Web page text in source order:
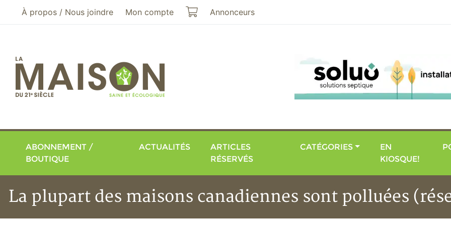
Aller au menu principal
Aller au contenu principal
À propos / Nous joindre Mon compte Mon panier
Annonceurs
ABONNEMENT /
BOUTIQUE
ACTUALITÉS
ARTICLES
RÉSERVÉS
CATÉGORIES
EN
KIOSQUE!
La plupart des maisons canadiennes sont polluées